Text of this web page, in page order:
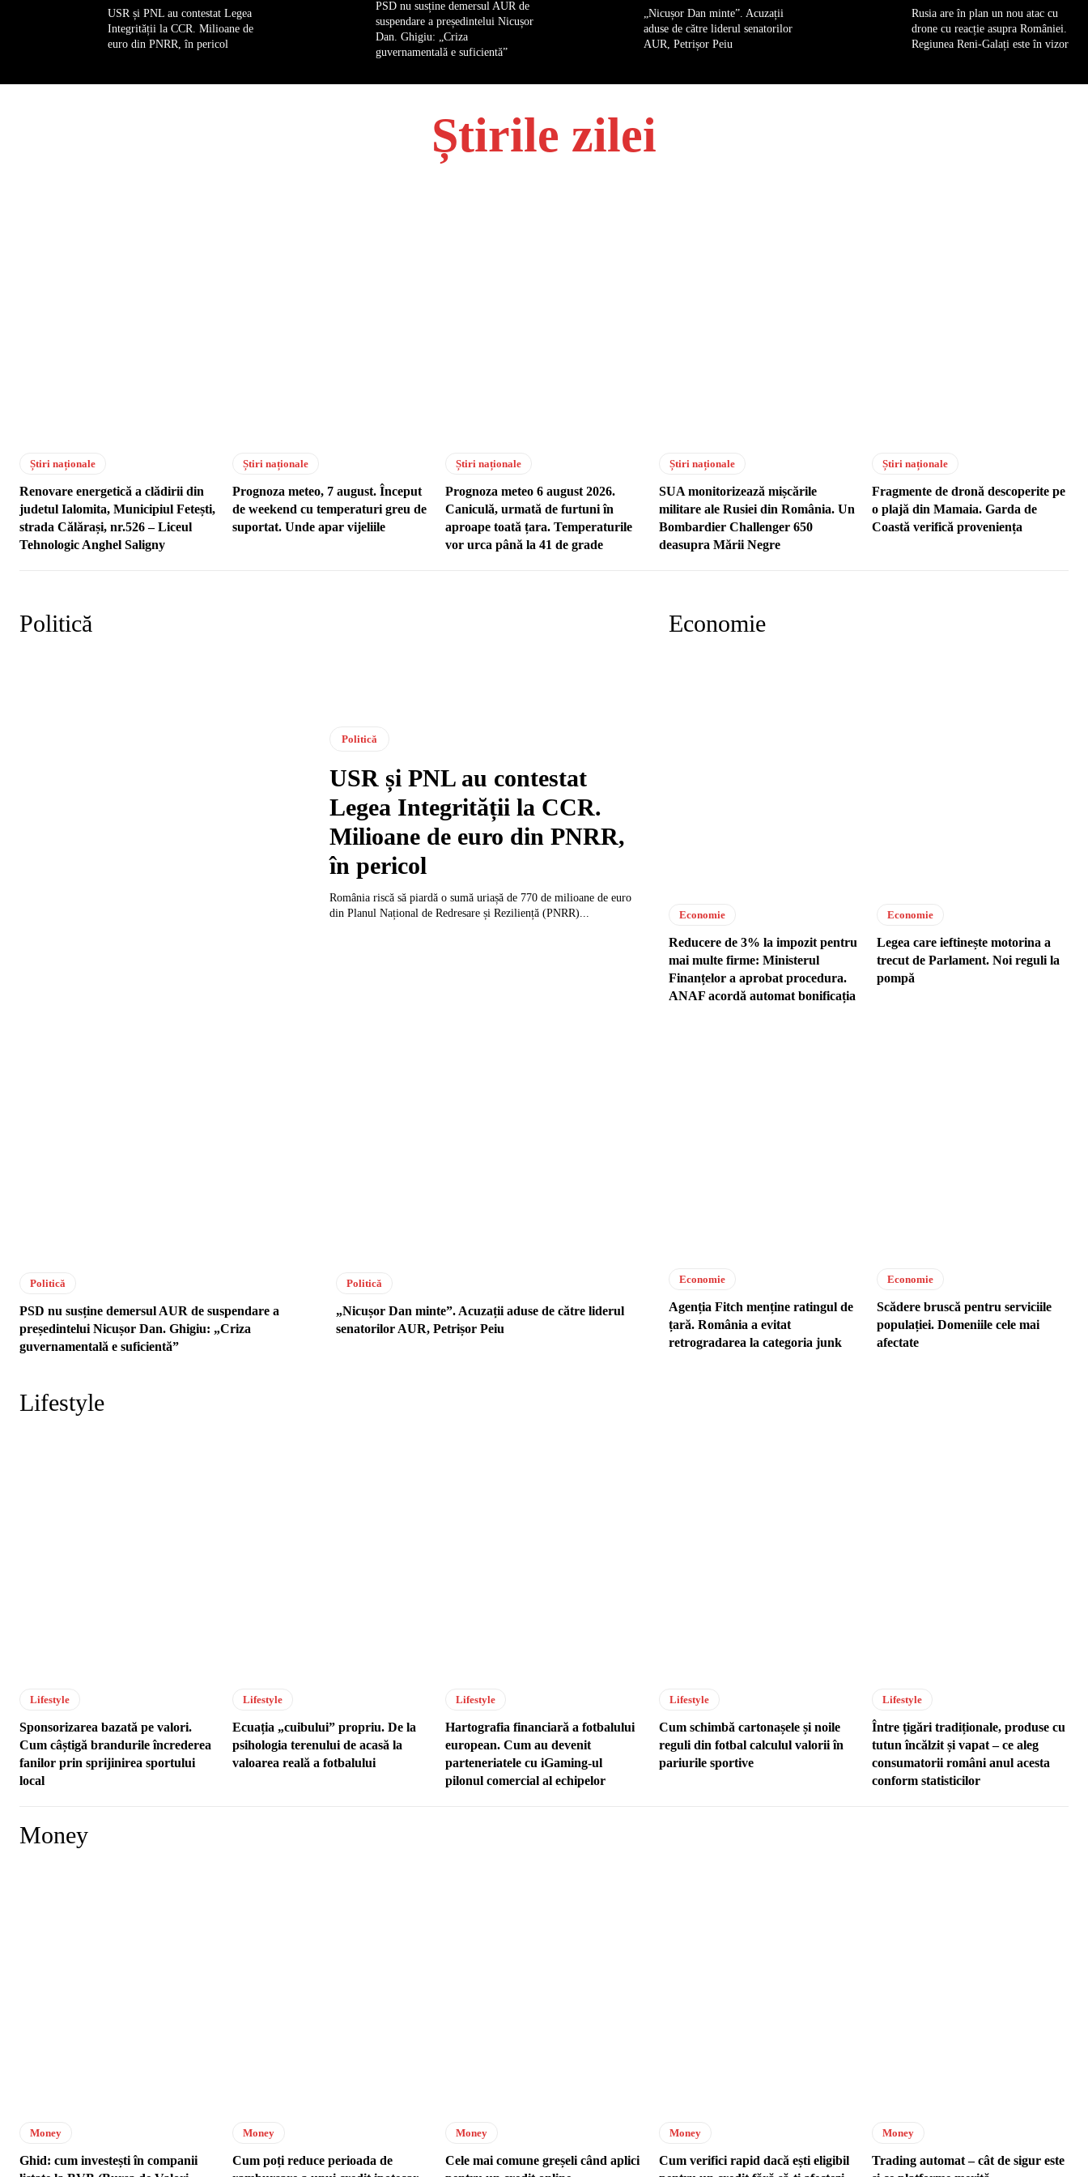
USR și PNL au contestat Legea
Integrității la CCR. Milioane de
euro din PNRR, în pericol
PSD nu susține demersul AUR de
suspendare a președintelui Nicușor
Dan. Ghigiu: „Criza
guvernamentală e suficientă”
„Nicușor Dan minte”. Acuzații
aduse de către liderul senatorilor
AUR, Petrișor Peiu
Rusia are în plan un nou atac cu
drone cu reacție asupra României.
Regiunea Reni-Galați este în vizor
Știrile zilei
Știri naționale
Renovare energetică a clădirii din
judetul Ialomita, Municipiul Fetești,
strada Călărași, nr.526 – Liceul
Tehnologic Anghel Saligny
Știri naționale
Prognoza meteo, 7 august. Început
de weekend cu temperaturi greu de
suportat. Unde apar vijeliile
Știri naționale
Prognoza meteo 6 august 2026.
Caniculă, urmată de furtuni în
aproape toată țara. Temperaturile
vor urca până la 41 de grade
Știri naționale
SUA monitorizează mișcările
militare ale Rusiei din România. Un
Bombardier Challenger 650
deasupra Mării Negre
Știri naționale
Fragmente de dronă descoperite pe
o plajă din Mamaia. Garda de
Coastă verifică proveniența
Politică
Politică
USR și PNL au contestat
Legea Integrității la CCR.
Milioane de euro din PNRR,
în pericol
România riscă să piardă o sumă uriașă de 770 de milioane de euro
din Planul Național de Redresare și Reziliență (PNRR)...
Politică
PSD nu susține demersul AUR de suspendare a
președintelui Nicușor Dan. Ghigiu: „Criza
guvernamentală e suficientă”
Politică
„Nicușor Dan minte”. Acuzații aduse de către liderul
senatorilor AUR, Petrișor Peiu
Economie
Economie
Reducere de 3% la impozit pentru
mai multe firme: Ministerul
Finanțelor a aprobat procedura.
ANAF acordă automat bonificația
Economie
Legea care ieftinește motorina a
trecut de Parlament. Noi reguli la
pompă
Economie
Agenția Fitch menține ratingul de
țară. România a evitat
retrogradarea la categoria junk
Economie
Scădere bruscă pentru serviciile
populației. Domeniile cele mai
afectate
Lifestyle
Lifestyle
Sponsorizarea bazată pe valori.
Cum câștigă brandurile încrederea
fanilor prin sprijinirea sportului
local
Lifestyle
Ecuația „cuibului” propriu. De la
psihologia terenului de acasă la
valoarea reală a fotbalului
Lifestyle
Hartografia financiară a fotbalului
european. Cum au devenit
parteneriatele cu iGaming-ul
pilonul comercial al echipelor
Lifestyle
Cum schimbă cartonașele și noile
reguli din fotbal calculul valorii în
pariurile sportive
Lifestyle
Între țigări tradiționale, produse cu
tutun încălzit și vapat – ce aleg
consumatorii români anul acesta
conform statisticilor
Money
Money
Ghid: cum investești în companii
Money
Cum poți reduce perioada de
Money
Cele mai comune greșeli când aplici
Money
Cum verifici rapid dacă ești eligibil
Money
Trading automat – cât de sigur este